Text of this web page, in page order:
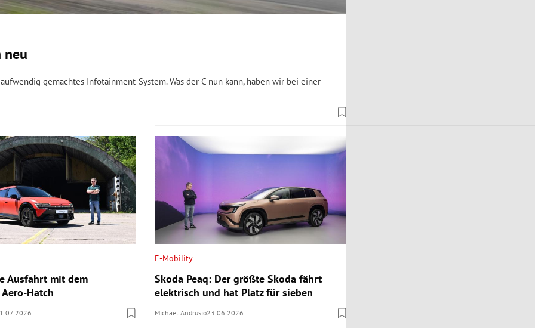
neu
gemachtes Infotainment-System. Was der C nun kann, haben wir bei einer
Ausfahrt mit dem
Hatch
E-Mobility
Skoda Peaq: Der größte Skoda fährt
elektrisch und hat Platz für sieben
Michael Andrusio23.06.2026